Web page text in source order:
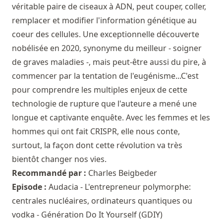
véritable paire de ciseaux à ADN, peut couper, coller,
remplacer et modifier l'information génétique au
coeur des cellules. Une exceptionnelle découverte
nobélisée en 2020, synonyme du meilleur - soigner
de graves maladies -, mais peut-être aussi du pire, à
commencer par la tentation de l'eugénisme...C'est
pour comprendre les multiples enjeux de cette
technologie de rupture que l'auteure a mené une
longue et captivante enquête. Avec les femmes et les
hommes qui ont fait CRISPR, elle nous conte,
surtout, la façon dont cette révolution va très
bientôt changer nos vies.
Recommandé par : Charles Beigbeder
Episode : Audacia - L'entrepreneur polymorphe:
centrales nucléaires, ordinateurs quantiques ou
vodka - Génération Do It Yourself (GDIY)